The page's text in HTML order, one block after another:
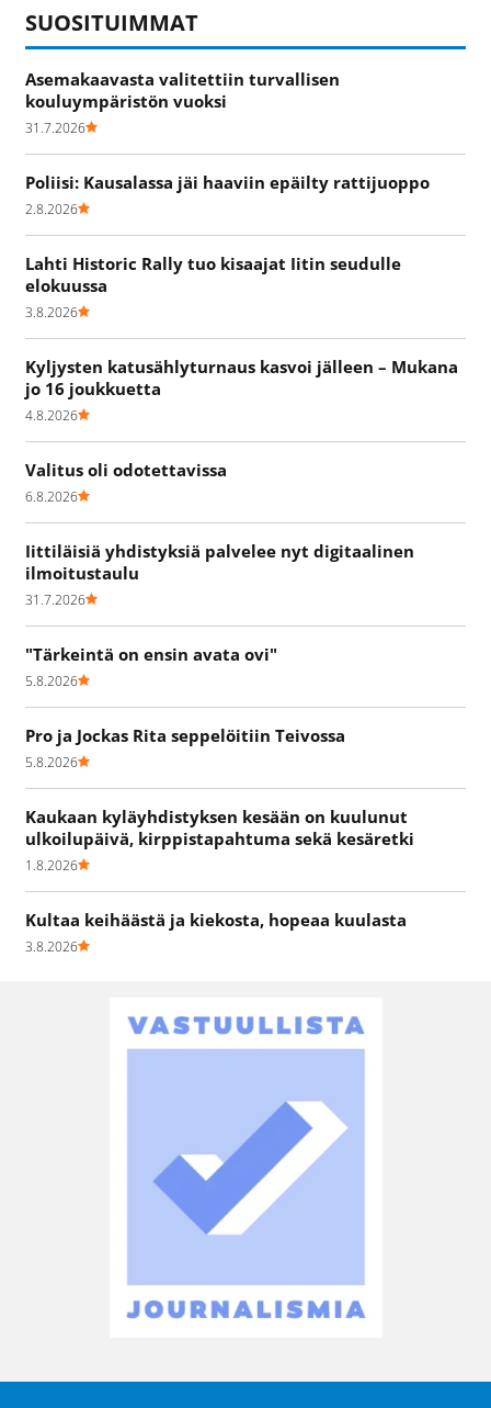
SUOSITUIMMAT
Asemakaavasta valitettiin turvallisen
kouluympäristön vuoksi
31.7.2026
Poliisi: Kausalassa jäi haaviin epäilty rattijuoppo
2.8.2026
Lahti Historic Rally tuo kisaajat Iitin seudulle
elokuussa
3.8.2026
Kyljysten katusählyturnaus kasvoi jälleen – Mukana
jo 16 joukkuetta
4.8.2026
Valitus oli odotettavissa
6.8.2026
Iittiläisiä yhdistyksiä palvelee nyt digitaalinen
ilmoitustaulu
31.7.2026
"Tärkeintä on ensin avata ovi"
5.8.2026
Pro ja Jockas Rita seppelöitiin Teivossa
5.8.2026
Kaukaan kyläyhdistyksen kesään on kuulunut
ulkoilupäivä, kirppistapahtuma sekä kesäretki
1.8.2026
Kultaa keihäästä ja kiekosta, hopeaa kuulasta
3.8.2026